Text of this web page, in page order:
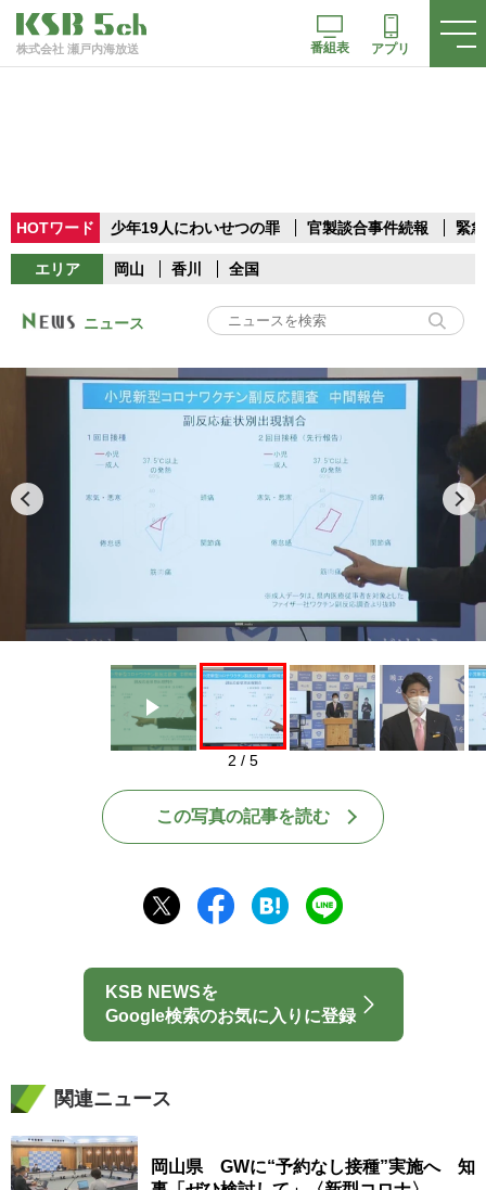
株式会社 瀬戸内海放送 番組表 アプリ
HOTワード 少年19人にわいせつの罪 官製談合事件続報 緊
エリア 岡山 香川 全国
ニュース
2 / 5
この写真の記事を読む
KSB NEWSを
Google検索のお気に入りに登録
関連ニュース
岡山県 GWに“予約なし接種”実施へ 知